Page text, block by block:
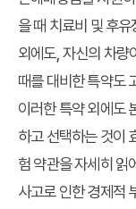
을 때 치료비 및 후유
외에도, 자신의 차량
때를 대비한 특약도
이러한 특약 외에도
하고 선택하는 것이
험 약관을 자세히 읽
사고로 인한 경제적